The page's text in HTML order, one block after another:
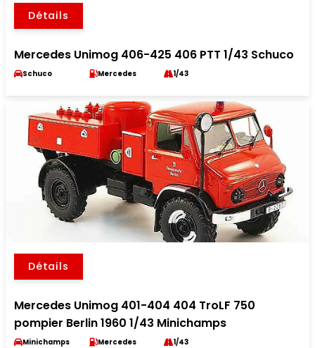
Détails
Mercedes Unimog 406-425 406 PTT 1/43 Schuco
Schuco Mercedes 1/43
Détails
Mercedes Unimog 401-404 404 TroLF 750
pompier Berlin 1960 1/43 Minichamps
Minichamps Mercedes 1/43